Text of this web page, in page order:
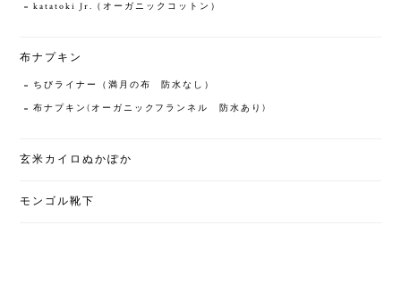
katatoki Jr.（オーガニックコットン）
布ナプキン
ちびライナー（満月の布 防水なし）
布ナプキン(オーガニックフランネル 防水あり)
玄米カイロぬかぽか
モンゴル靴下